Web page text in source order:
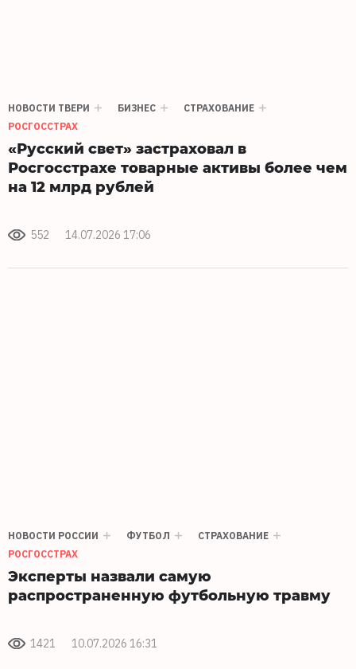
НОВОСТИ ТВЕРИ БИЗНЕС
СТРАХОВАНИЕ
РОСГОССТРАХ
«Русский свет» застраховал в
Росгосстрахе товарные активы более чем
на 12 млрд рублей
552 14.07.2026 17:06
НОВОСТИ РОССИИ ФУТБОЛ
СТРАХОВАНИЕ
РОСГОССТРАХ
Эксперты назвали самую
распространенную футбольную травму
1421 10.07.2026 16:31